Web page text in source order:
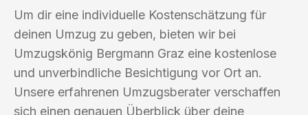
Um dir eine individuelle Kostenschätzung für
deinen Umzug zu geben, bieten wir bei
Umzugskönig Bergmann Graz eine kostenlose
und unverbindliche Besichtigung vor Ort an.
Unsere erfahrenen Umzugsberater verschaffen
sich einen genauen Überblick über deine